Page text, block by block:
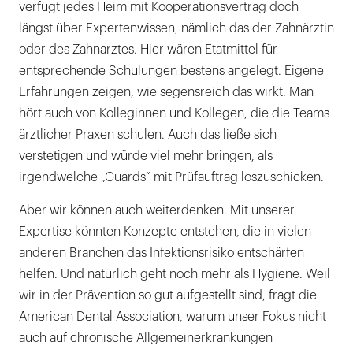
verfügt jedes Heim mit Kooperationsvertrag doch
längst über Expertenwissen, nämlich das der Zahnärztin
oder des Zahnarztes. Hier wären Etatmittel für
entsprechende Schulungen bestens angelegt. Eigene
Erfahrungen zeigen, wie segensreich das wirkt. Man
hört auch von Kolleginnen und Kollegen, die die Teams
ärztlicher Praxen schulen. Auch das ließe sich
verstetigen und würde viel mehr bringen, als
irgendwelche „Guards“ mit Prüfauftrag loszuschicken.
Aber wir können auch weiterdenken. Mit unserer
Expertise könnten Konzepte entstehen, die in vielen
anderen Branchen das Infektionsrisiko entschärfen
helfen. Und natürlich geht noch mehr als Hygiene. Weil
wir in der Prävention so gut aufgestellt sind, fragt die
American Dental Association, warum unser Fokus nicht
auch auf chronische Allgemeinerkrankungen